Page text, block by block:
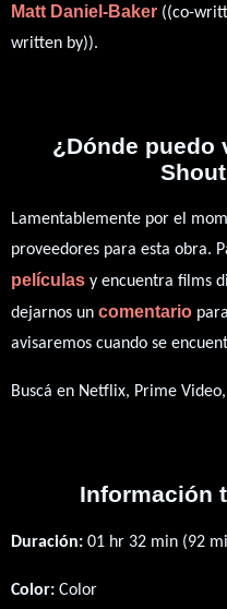
Matt Daniel-Baker ((co-
written by)).
¿Dónde puedo
Lamentablemente por el
proveedores para esta obra.
películas y encuentra films
dejarnos un comentario
avisaremos cuando se
Buscá en Netflix, Prime Video,
Información
Duración: 01 hr 32 min (92
Color: Color